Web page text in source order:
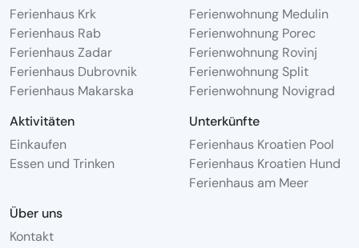
Ferienhaus Krk
Ferienhaus Rab
Ferienhaus Zadar
Ferienhaus Dubrovnik
Ferienhaus Makarska
Ferienwohnung Medulin
Ferienwohnung Porec
Ferienwohnung Rovinj
Ferienwohnung Split
Ferienwohnung Novigrad
Aktivitäten
Einkaufen
Essen und Trinken
Unterkünfte
Ferienhaus Kroatien Pool
Ferienhaus Kroatien Hund
Ferienhaus am Meer
Über uns
Kontakt